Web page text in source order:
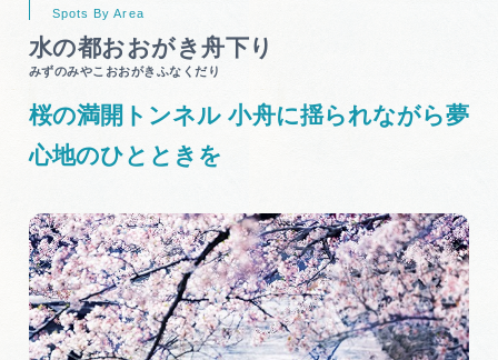
モデルコース
スポット・体験
イベント
グルメ
Language
行きたいリストを見る
水の都おおがき舟下り
みずのみやこおおがきふなくだり
桜の満開トンネル 小舟に揺られながら夢
心地のひとときを